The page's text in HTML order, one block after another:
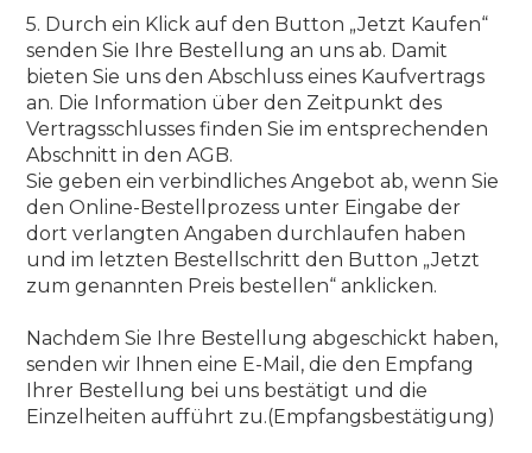
5. Durch ein Klick auf den Button „Jetzt Kaufen“
senden Sie Ihre Bestellung an uns ab. Damit
bieten Sie uns den Abschluss eines Kaufvertrags
an. Die Information über den Zeitpunkt des
Vertragsschlusses finden Sie im entsprechenden
Abschnitt in den AGB.
Sie geben ein verbindliches Angebot ab, wenn Sie
den Online-Bestellprozess unter Eingabe der
dort verlangten Angaben durchlaufen haben
und im letzten Bestellschritt den Button „Jetzt
zum genannten Preis bestellen“ anklicken.
Nachdem Sie Ihre Bestellung abgeschickt haben,
senden wir Ihnen eine E-Mail, die den Empfang
Ihrer Bestellung bei uns bestätigt und die
Einzelheiten aufführt zu.(Empfangsbestätigung)